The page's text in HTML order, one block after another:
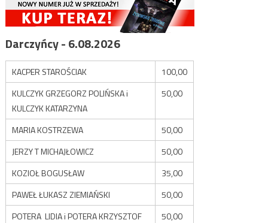
Darczyńcy - 6.08.2026
KACPER STAROŚCIAK
100,00
KULCZYK GRZEGORZ POLIŃSKA i
KULCZYK KATARZYNA
50,00
MARIA KOSTRZEWA
50,00
JERZY T MICHAJŁOWICZ
50,00
KOZIOŁ BOGUSŁAW
35,00
PAWEŁ ŁUKASZ ZIEMIAŃSKI
50,00
POTERA LIDIA i POTERA KRZYSZTOF
50,00